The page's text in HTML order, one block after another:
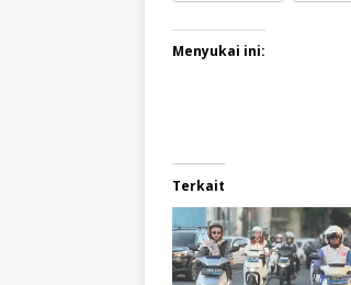
Menyukai ini:
Terkait